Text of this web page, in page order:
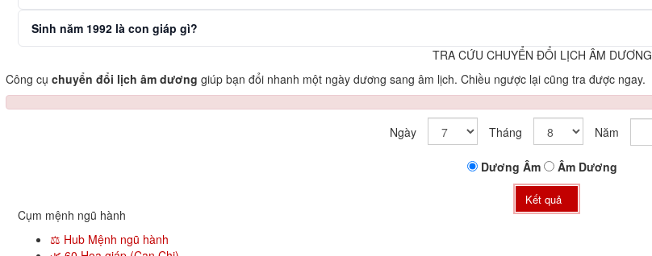
Sinh năm 1992 là con giáp gì?
TRA CỨU CHUYỂN ĐỔI LỊCH ÂM DƯƠNG
Công cụ chuyển đổi lịch âm dương giúp bạn đổi nhanh một ngày dương sang âm lịch. Chiều ngược lại cũng tra được ngay.
Ngày Tháng Năm
Dương Âm Âm Dương
Kết quả
Cụm mệnh ngũ hành
⚖️ Hub Mệnh ngũ hành